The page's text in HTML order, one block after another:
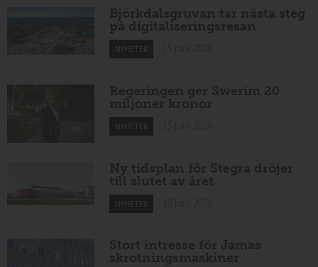
Björkdalsgruvan tar nästa steg
på digitaliseringsresan
NYHETER
Regeringen ger Swerim 20
miljoner kronor
NYHETER
Ny tidsplan för Stegra dröjer
till slutet av året
NYHETER
Stort intresse för Jamas
skrotningsmaskiner